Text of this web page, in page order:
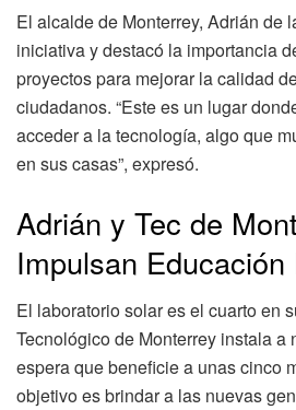
El alcalde de Monterrey, Adrián de
iniciativa y destacó la importancia
proyectos para mejorar la calidad
ciudadanos. “Este es un lugar
acceder a la tecnología, algo que
en sus casas”, expresó.
Adrián y Tec de
Impulsan Educación
El laboratorio solar es el cuarto en
Tecnológico de Monterrey instala a
espera que beneficie a unas cinco
objetivo es brindar a las nuevas